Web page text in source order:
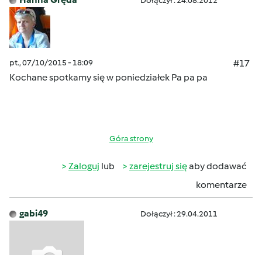
pt., 07/10/2015 - 18:09
#17
Kochanespotkamy się w poniedziałek Pa pa pa
Góra strony
Zaloguj lub zarejestruj sięaby dodawać
komentarze
gabi49 Dołączył : 29.04.2011